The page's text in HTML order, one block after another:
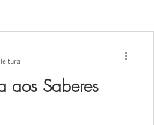
aos Saberes
leitura